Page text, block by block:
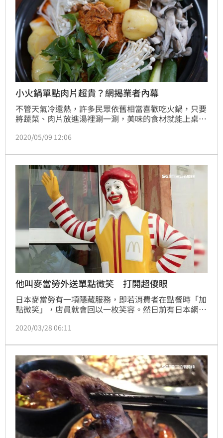
小火鍋單點肉片超貴？網揭業者內幕
不管天氣冷還熱，許多民眾依舊相當喜歡吃火鍋，只要
將蔬菜、肉片放進湯裡涮一涮，美味的食材就能上桌，
要120~130元，但要是單點肉片一份就要60元，貼文一
2020/05/09 12:06
他叫麥當勞外送單點微笑 打開超傻眼
日本麥當勞有一項隱藏服務，即若消費者在點餐時「加
點微笑」，店員就會回以一枚笑容。然日前有日本網友
務選項，於是好奇地進行了實測，但其並未購買任何餐
曝光後讓數萬網友笑翻。（許珮絨報導）
2020/03/28 06:11